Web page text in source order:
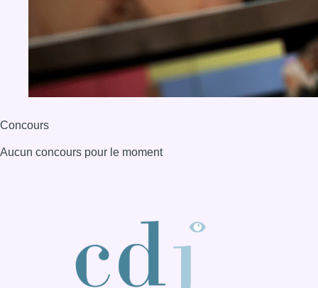
Concours
Aucun concours pour le moment